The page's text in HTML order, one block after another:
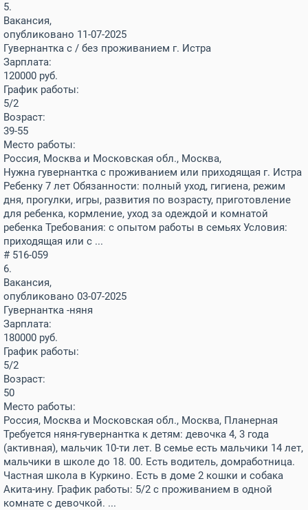
5.
Вакансия,
опубликовано 11-07-2025
Гувернантка с / без проживанием г. Истра
Зарплата:
120000 руб.
График работы:
5/2
Возраст:
39-55
Место работы:
Россия, Москва и Московская обл., Москва,
Нужна гувернантка с проживанием или приходящая г. Истра
Ребенку 7 лет Обязанности: полный уход, гигиена, режим
дня, прогулки, игры, развития по возрасту, приготовление
для ребенка, кормление, уход за одеждой и комнатой
ребенка Требования: с опытом работы в семьях Условия:
приходящая или с ...
# 516-059
6.
Вакансия,
опубликовано 03-07-2025
Гувернантка -няня
Зарплата:
180000 руб.
График работы:
5/2
Возраст:
50
Место работы:
Россия, Москва и Московская обл., Москва, Планерная
Требуется няня-гувернантка к детям: девочка 4, 3 года
(активная), мальчик 10-ти лет. В семье есть мальчики 14 лет,
мальчики в школе до 18. 00. Есть водитель, домработница.
Частная школа в Куркино. Есть в доме 2 кошки и собака
Акита-ину. График работы: 5/2 с проживанием в одной
комнате с девочкой. ...